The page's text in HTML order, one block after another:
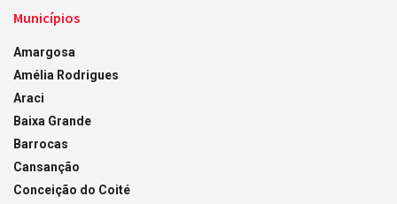
Municípios
Amargosa
Amélia Rodrigues
Araci
Baixa Grande
Barrocas
Cansanção
Conceição do Coité